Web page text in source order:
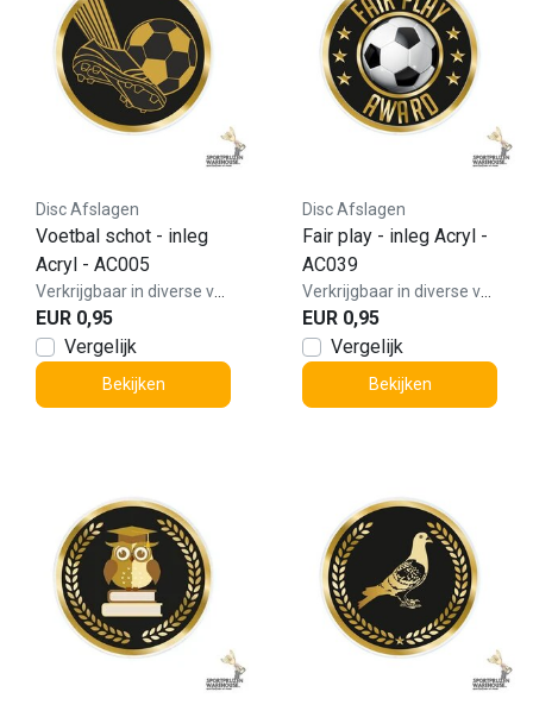
Disc Afslagen
Voetbal schot - inleg
Acryl - AC005
EUR 0,95
Vergelijk
Bekijken
Disc Afslagen
Fair play - inleg Acryl -
AC039
EUR 0,95
Vergelijk
Bekijken